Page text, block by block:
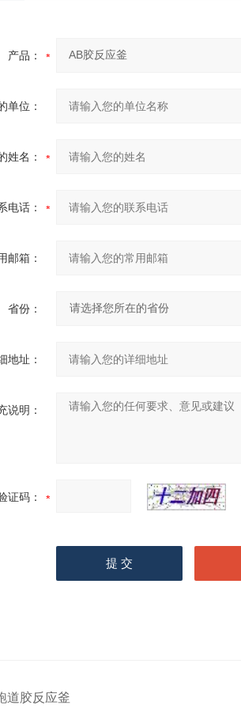
产品：
单位：
姓名：
电话：
邮箱：
省份：
地址：
说明：
证码：
道胶反应釜